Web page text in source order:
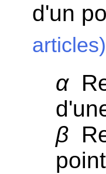
d'un
articles)
α
β